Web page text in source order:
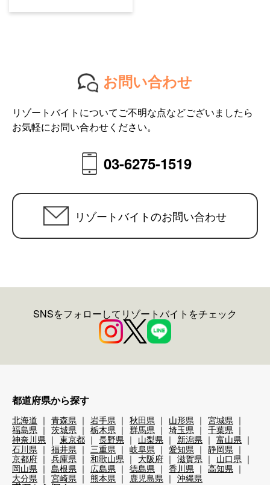
お問い合わせ
リゾートバイトについてご不明な点などございましたら
お気軽にお問い合わせください。
03-6275-1519
リゾートバイトのお問い合わせ
SNSをフォローしてリゾートバイトをチェック
都道府県から探す
北海道 青森県 岩手県 秋田県 山形県
宮城県
福島県
茨城県 栃木県 群馬県 埼玉県
千葉県
神奈川県
東京都 長野県 山梨県 新潟県
富山県
石川県
福井県 三重県 岐阜県 愛知県
静岡県
京都府
兵庫県 和歌山県 大阪府 滋賀県
山口県
岡山県
島根県 広島県 徳島県 香川県
高知県
大分県
宮崎県 熊本県 鹿児島県 沖縄県